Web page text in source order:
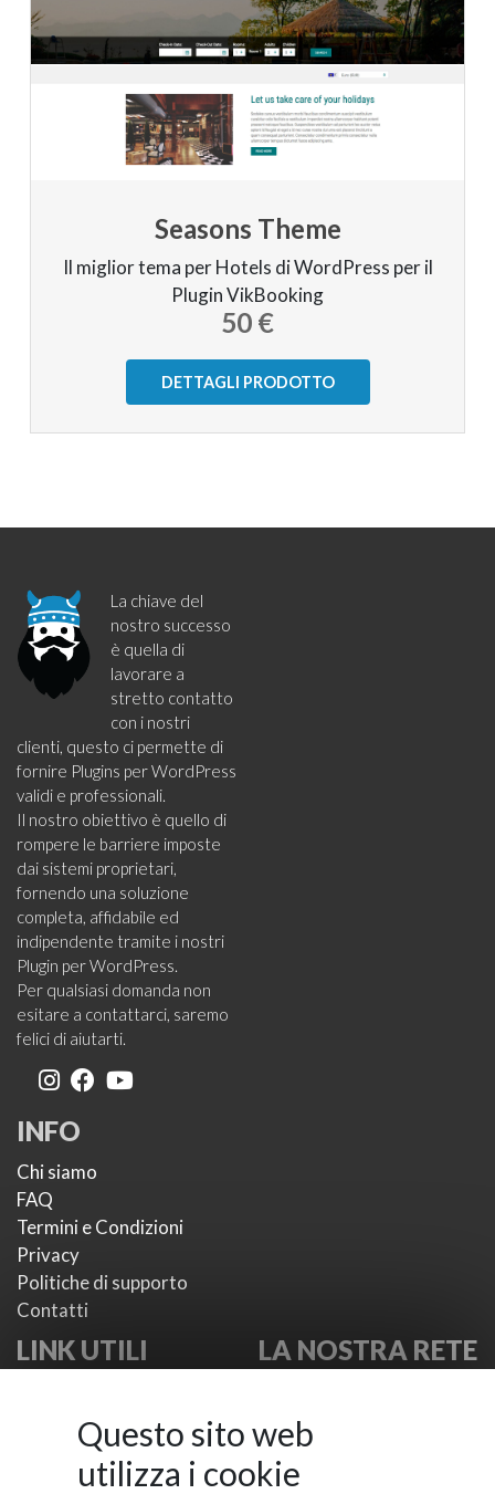
Seasons Theme
Il miglior tema per Hotels di WordPress per il
Plugin VikBooking
50 €
DETTAGLI PRODOTTO
La chiave del
nostro successo
è quella di
lavorare a
stretto contatto
con i nostri
clienti, questo ci permette di
fornire Plugins per WordPress
validi e professionali.
Il nostro obiettivo è quello di
rompere le barriere imposte
dai sistemi proprietari,
fornendo una soluzione
completa, affidabile ed
indipendente tramite i nostri
Plugin per WordPress.
Per qualsiasi domanda non
esitare a contattarci, saremo
felici di aiutarti.
INFO
Chi siamo
FAQ
Termini e Condizioni
Privacy
Politiche di supporto
Contatti
LINK UTILI
I nostri temi
Metodi di pagamento
Provider di SMS
LA NOSTRA RETE
Extensionsforjoomla.com
e4jConnect.com
Questo sito web
utilizza i cookie